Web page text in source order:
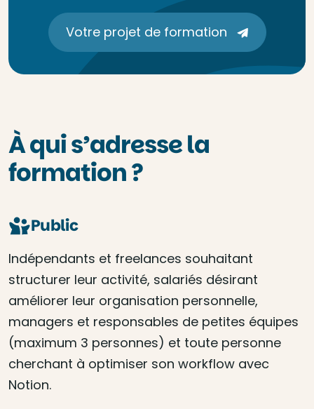
Votre projet de formation
À qui s’adresse la
formation ?
Public
Indépendants et freelances souhaitant
structurer leur activité, salariés désirant
améliorer leur organisation personnelle,
managers et responsables de petites équipes
(maximum 3 personnes) et toute personne
cherchant à optimiser son workflow avec
Notion.